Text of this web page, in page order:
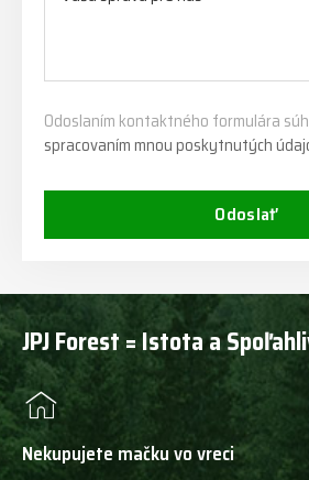
Odoslaním kontaktného formulára
spracovaním mnou poskytnutých
Odoslať
JPJ Forest = Istota a
Nekupujete mačku vo vreci